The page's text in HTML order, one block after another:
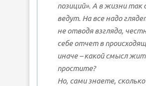
позиций». А в жизни так
ведут. На все надо
не отводя взгляда,
себе отчет в
иначе – какой смысл
простите?
Но, сами знаете,